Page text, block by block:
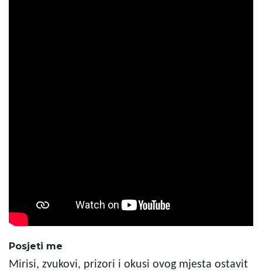
Posjeti me
Mirisi, zvukovi, prizori i okusi ovog mjesta ostavit